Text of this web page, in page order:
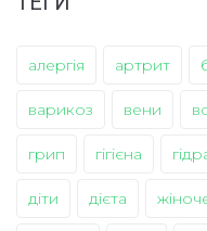
алергія артрит
варикоз вени
грип гігієна
діти дієта